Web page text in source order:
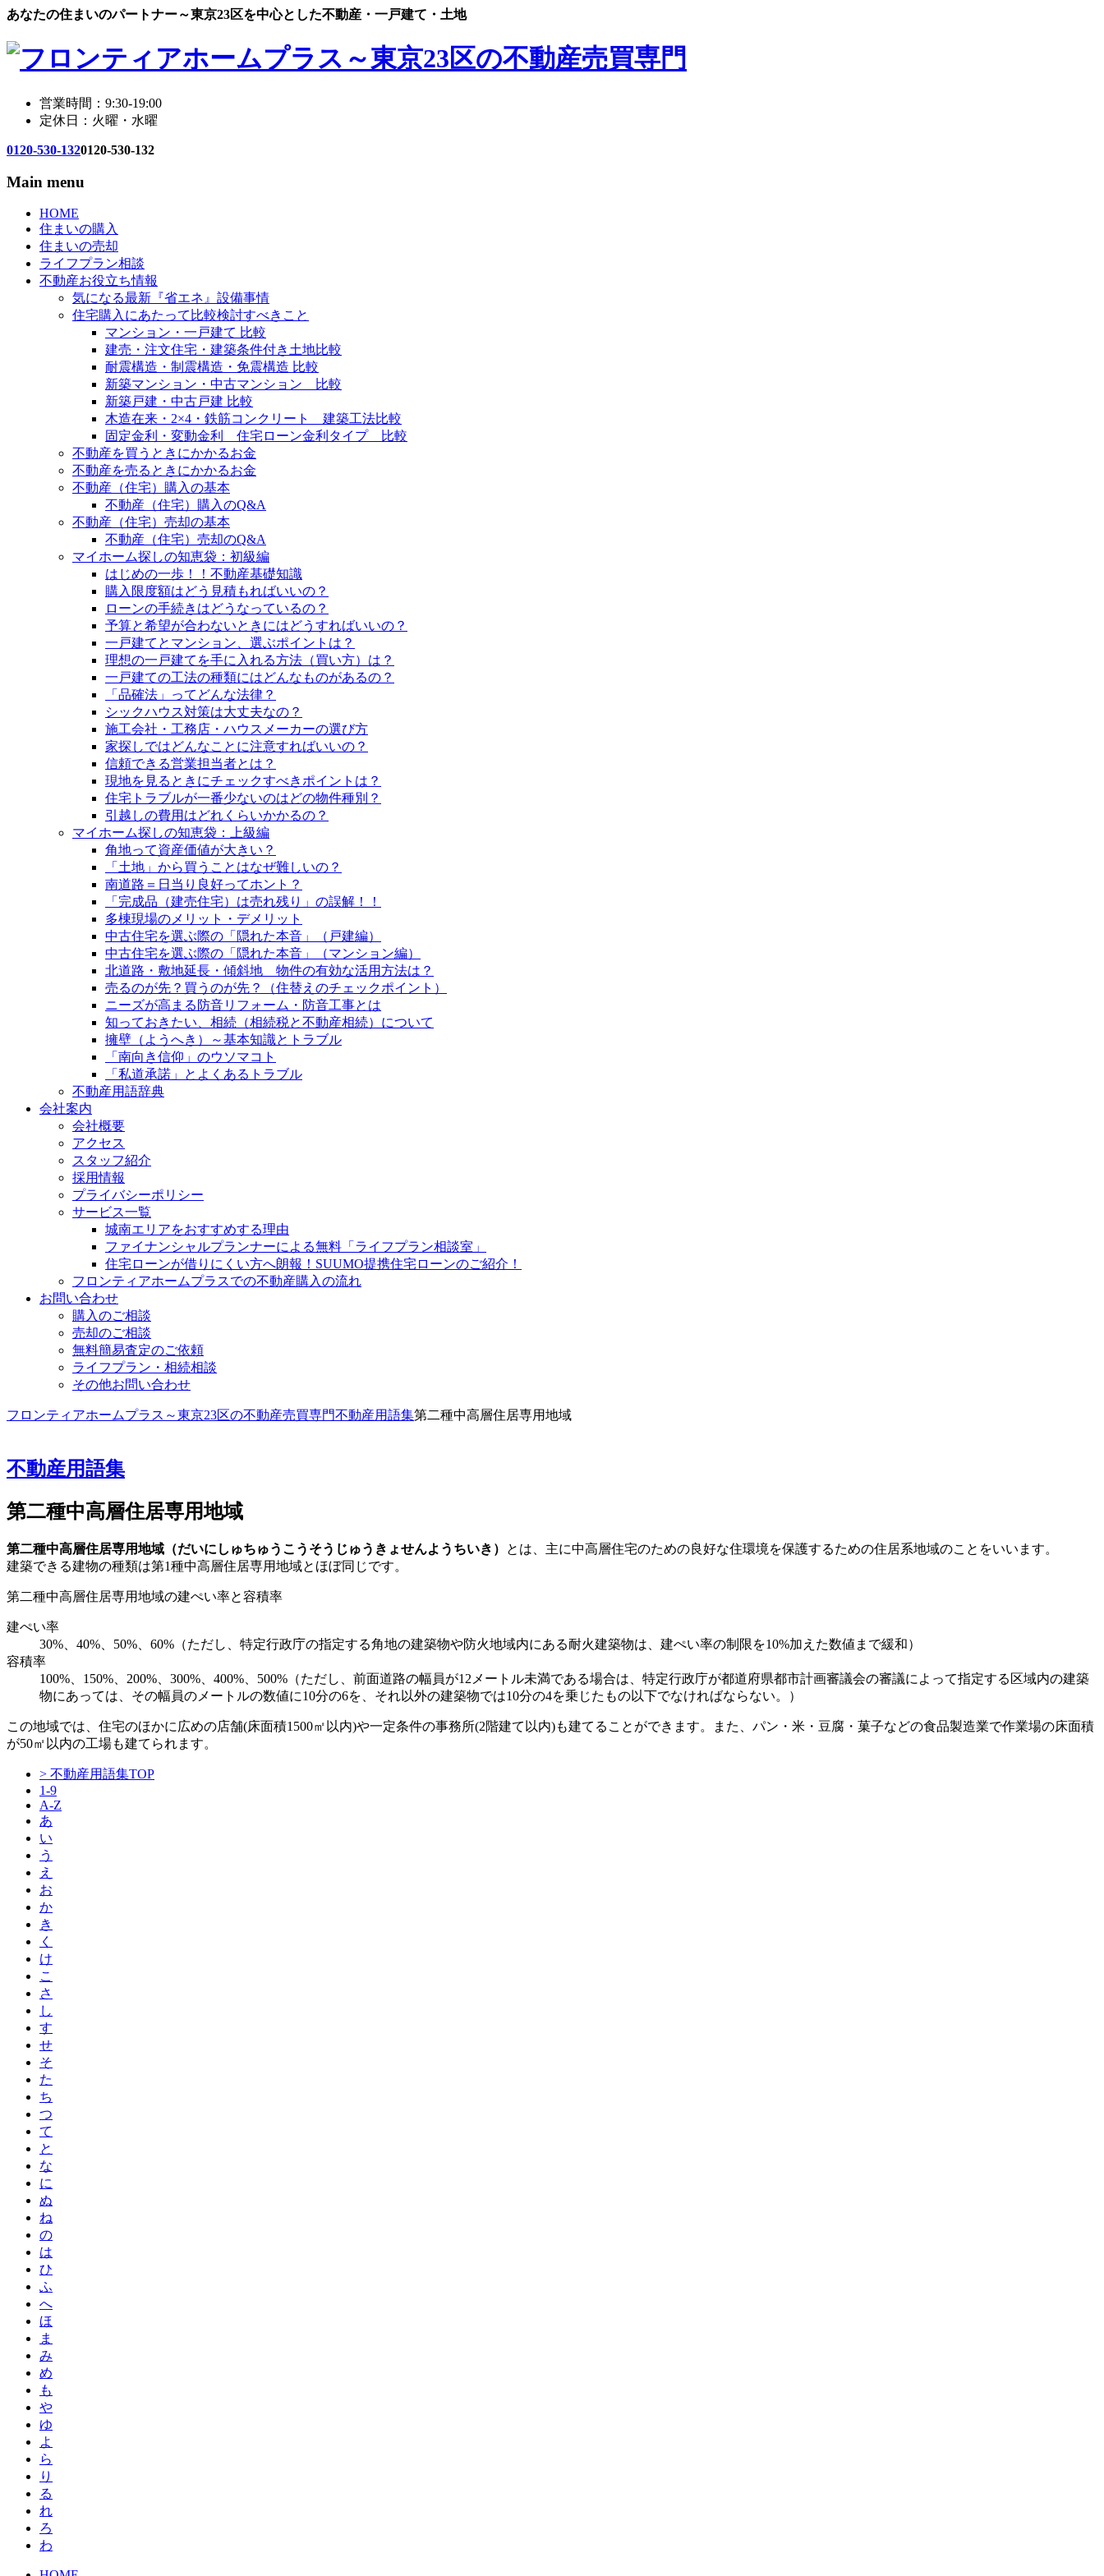
あなたの住まいのパートナー～東京23区を中心とした不動産・一戸建て・土地
営業時間：9:30-19:00
定休日：火曜・水曜
0120-530-1320120-530-132
Main menu
HOME
住まいの購入
住まいの売却
ライフプラン相談
不動産お役立ち情報
気になる最新『省エネ』設備事情
住宅購入にあたって比較検討すべきこと
マンション・一戸建て 比較
建売・注文住宅・建築条件付き土地比較
耐震構造・制震構造・免震構造 比較
新築マンション・中古マンション 比較
新築戸建・中古戸建 比較
木造在来・2×4・鉄筋コンクリート 建築工法比較
固定金利・変動金利 住宅ローン金利タイプ 比較
不動産を買うときにかかるお金
不動産を売るときにかかるお金
不動産（住宅）購入の基本
不動産（住宅）購入のQ&A
不動産（住宅）売却の基本
不動産（住宅）売却のQ&A
マイホーム探しの知恵袋：初級編
はじめの一歩！！不動産基礎知識
購入限度額はどう見積もればいいの？
ローンの手続きはどうなっているの？
予算と希望が合わないときにはどうすればいいの？
一戸建てとマンション、選ぶポイントは？
理想の一戸建てを手に入れる方法（買い方）は？
一戸建ての工法の種類にはどんなものがあるの？
「品確法」ってどんな法律？
シックハウス対策は大丈夫なの？
施工会社・工務店・ハウスメーカーの選び方
家探しではどんなことに注意すればいいの？
信頼できる営業担当者とは？
現地を見るときにチェックすべきポイントは？
住宅トラブルが一番少ないのはどの物件種別？
引越しの費用はどれくらいかかるの？
マイホーム探しの知恵袋：上級編
角地って資産価値が大きい？
「土地」から買うことはなぜ難しいの？
南道路＝日当り良好ってホント？
「完成品（建売住宅）は売れ残り」の誤解！！
多棟現場のメリット・デメリット
中古住宅を選ぶ際の「隠れた本音」（戸建編）
中古住宅を選ぶ際の「隠れた本音」（マンション編）
北道路・敷地延長・傾斜地 物件の有効な活用方法は？
売るのが先？買うのが先？（住替えのチェックポイント）
ニーズが高まる防音リフォーム・防音工事とは
知っておきたい、相続（相続税と不動産相続）について
擁壁（ようへき）～基本知識とトラブル
「南向き信仰」のウソマコト
「私道承諾」とよくあるトラブル
不動産用語辞典
会社案内
会社概要
アクセス
スタッフ紹介
採用情報
プライバシーポリシー
サービス一覧
城南エリアをおすすめする理由
ファイナンシャルプランナーによる無料「ライフプラン相談室」
住宅ローンが借りにくい方へ朗報！SUUMO提携住宅ローンのご紹介！
フロンティアホームプラスでの不動産購入の流れ
お問い合わせ
購入のご相談
売却のご相談
無料簡易査定のご依頼
ライフプラン・相続相談
その他お問い合わせ
フロンティアホームプラス～東京23区の不動産売買専門不動産用語集第二種中高層住居専用地域
不動産用語集
第二種中高層住居専用地域
第二種中高層住居専用地域（だいにしゅちゅうこうそうじゅうきょせんようちいき）
とは、主に中高層住宅のための良好な住環境を保護するための住居系地域のことをいいます。
建築できる建物の種類は第1種中高層住居専用地域とほぼ同じです。
第二種中高層住居専用地域の建ぺい率と容積率
建ぺい率
30%、40%、50%、60%（ただし、特定行政庁の指定する角地の建築物や防火地域内にある耐火建築物は、建ぺい率の制限を10%加えた数値まで緩和）
容積率
100%、150%、200%、300%、400%、500%（ただし、前面道路の幅員が12メートル未満である場合は、特定行政庁が都道府県都市計画審議会の審議によって指定する区域内の建築
物にあっては、その幅員のメートルの数値に10分の6を、それ以外の建築物では10分の4を乗じたもの以下でなければならない。）
この地域では、住宅のほかに広めの店舗(床面積1500㎡以内)や一定条件の事務所(2階建て以内)も建てることができます。また、パン・米・豆腐・菓子などの食品製造業で作業場の床面積
が50㎡以内の工場も建てられます。
> 不動産用語集TOP
1-9
A-Z
あ
い
う
え
お
か
き
く
け
こ
さ
し
す
せ
そ
た
ち
つ
て
と
な
に
ぬ
ね
の
は
ひ
ふ
へ
ほ
ま
み
め
も
や
ゆ
よ
ら
り
る
れ
ろ
わ